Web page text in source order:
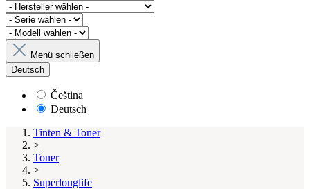
Menü schließen
Deutsch
Čeština
Deutsch
Tinten & Toner
>
Toner
>
Superlonglife